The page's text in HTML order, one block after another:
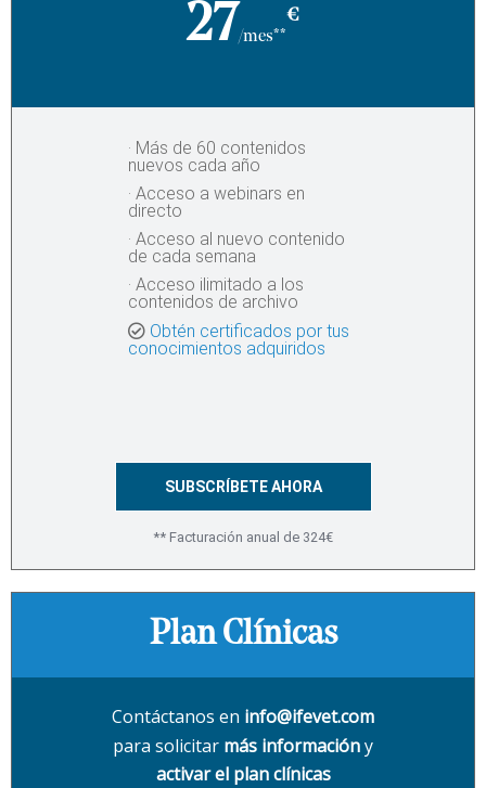
27/mes**
€
· Más de 60 contenidos
nuevos cada año
· Acceso a webinars en
directo
· Acceso al nuevo contenido
de cada semana
· Acceso ilimitado a los
contenidos de archivo​
Obtén certificados por tus
conocimientos adquiridos
SUBSCRÍBETE AHORA
** Facturación anual de 324€
Plan Clínicas
Contáctanos en info@ifevet.com
para solicitar más informacióny
activar el plan clínicas